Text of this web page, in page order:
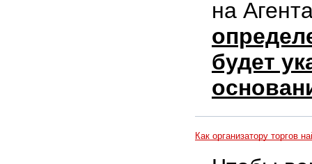
на
будет
Как организатору торгов